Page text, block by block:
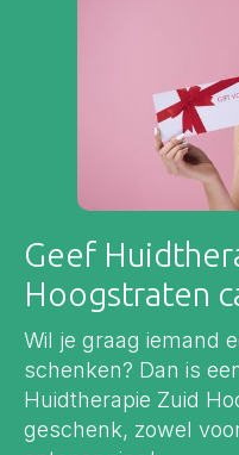
Geef
Hoogstraten
Wil je graag iemand
schenken? Dan is
Huidtherapie Zuid
geschenk, zowel